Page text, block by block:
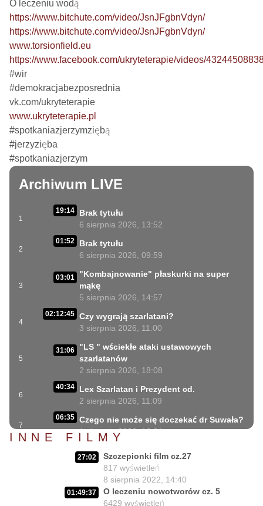
https://www.bitchute.com/video/JsnJFgbnVdyn/
https://www.bitchute.com/video/JsnJFgbnVdyn/
www.torsionfield.eu
https://www.facebook.com/ukryteterapie/videos/
#wir
#demokracjabezposrednia
www.ukryteterapie.pl
#spotkaniazjerzymziębą
#jerzyzięba
#spotkaniazjerzym
Archiwum LIVE
1
19:14
Brak tytułu
6 sierpnia 2026, 13:52
2
01:52
Brak tytułu
6 sierpnia 2026, 09:59
3
03:01
"Kombajnowanie" płaskurki na super
mąkę
5 sierpnia 2026, 14:57
4
02:12:45 Czy wygrają szarlatani?
3 sierpnia 2026, 11:00
5
31:06
"LS " wściekłe ataki ustawowych
szarlatanów
2 sierpnia 2026, 18:08
6
40:34
Lex Szarlatan i Prezydent cd.
2 sierpnia 2026, 11:09
7
06:35 Czego nie może się doczekać dr Suwała?
1 sierpnia 2026, 16:01
Szczepionkowa bańka w końcu pękła!
1 sierpnia 2026, 10:02
NIESPODZIANKA u Prezydenta
Nawrockiego!!
INNE FILMY
27:02
Szczepionki film cz.27
817 wyświetleń
8 sierpnia 2022, 14:40
01:49:37
O leczeniu nowotworów cz. 5
6429 wyświetleń